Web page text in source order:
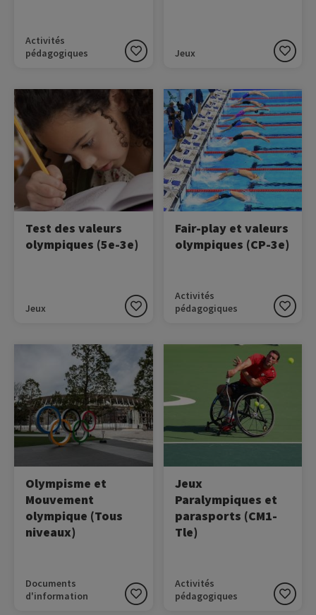
Activités
pédagogiques
Jeux
Image
Test des valeurs
olympiques (5e-3e)
Jeux
Ce petit test propose aux
participants de mesurer
leur niveau d'intégration
des valeurs olympiques
dans leur vie en répondant
à un questionnaire à choix
multiples.
Image
Fair-play et valeurs
olympiques (CP-3e)
Activités
pédagogiques
Cette ressource vise, à
travers des pistes de
réflexion, des activités
ludiques, des jeux sportifs
et des mises en situation,
à apprendre et découvrir la
notion de fair-play aux
élèves.
Olympisme et
Mouvement
olympique (Tous
niveaux)
Documents
d'information
L'Olympisme est une
philosophie de vie qui met
le sport au service de
l'humanité. Cette
philosophie repose sur les
interactions entre les
qualités du corps, de la
volonté et de l'esprit.
Jeux
Paralympiques et
parasports (CM1-
Tle)
Activités
pédagogiques
Créée par le Comité
Paralympique et Sportif
Français, cette ressource
permet de découvrir les
valeurs paralympiques et
les parasports en
du documentaire Rising
Phoenix, documentaire
sur le mouvement
paralympique.